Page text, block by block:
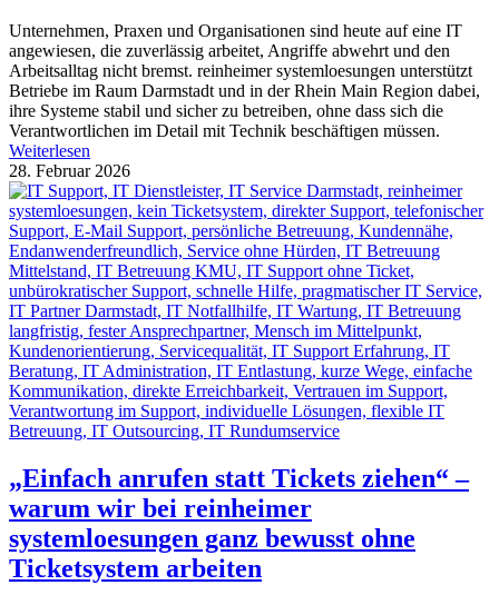
Unternehmen, Praxen und Organisationen sind heute auf eine IT
angewiesen, die zuverlässig arbeitet, Angriffe abwehrt und den
Arbeitsalltag nicht bremst. reinheimer systemloesungen unterstützt
Betriebe im Raum Darmstadt und in der Rhein Main Region dabei,
ihre Systeme stabil und sicher zu betreiben, ohne dass sich die
Verantwortlichen im Detail mit Technik beschäftigen müssen.
Weiterlesen
28. Februar 2026
„Einfach anrufen statt Tickets ziehen“ –
warum wir bei reinheimer
systemloesungen ganz bewusst ohne
Ticketsystem arbeiten